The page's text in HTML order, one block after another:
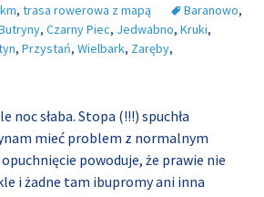
, trasa rowerowa z mapą Baranowo,
, Czarny Piec, Jedwabno, Kruki,
, Przystań, Wielbark, Zaręby,
noc słaba. Stopa (!!!) spuchła
mieć problem z normalnym
powoduje, że prawie nie
i żadne tam ibupromy ani inna